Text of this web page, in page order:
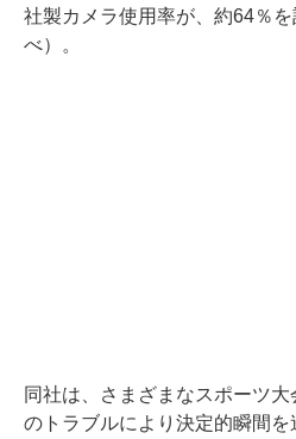
社製カメラ使用率が、約64％
べ）。
同社は、さまざまなスポーツ
のトラブルにより決定的瞬間